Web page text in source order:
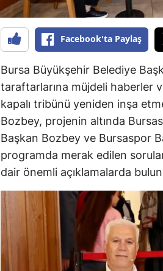
Facebook'ta Paylaş
Bursa Büyükşehir Belediye
taraftarlarına müjdeli haberler
kapalı tribünü yeniden inşa
Bozbey, projenin altında
Başkan Bozbey ve Bursaspor
programda merak edilen
dair önemli açıklamalarda